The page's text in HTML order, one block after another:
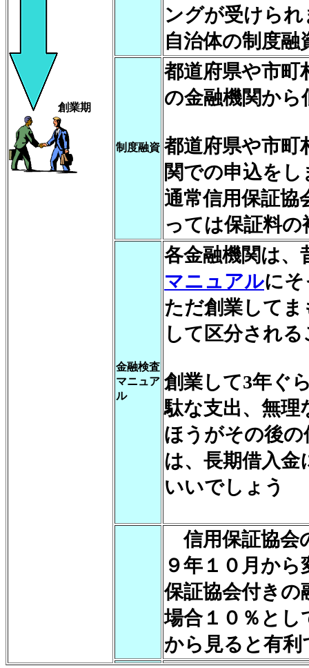
創業期
ングが受けられ
自治体の制度
制度融資
都道府県や市町
の金融機関か
都道府県や市町
関での申込をし
通常信用保証協
っては保証料
金融検査
マニュア
ル
各金融機関は、
マニュアルに
ただ創業して
して区分され
創業して3年ぐ
駄な支出、無理
ほうがその後
は、長期借入
いいでしょう
信用保証協会
９年１０月か
保証協会付きの
場合１０％とし
から見ると有利